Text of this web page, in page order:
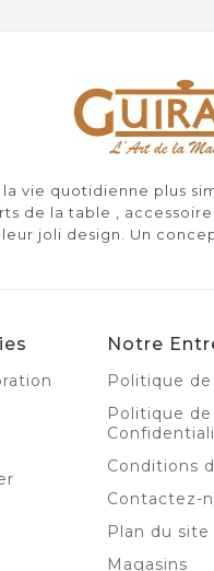
la vie quotidienne plus
de la table ,
joli design. Un
Notre
Politique
Politique de
Conditions
Contactez-
Plan du site
Magasins